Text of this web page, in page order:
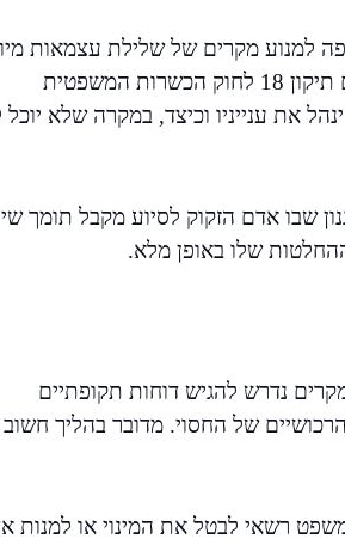
למנוע מקרים של שלילת עצמאות
אחת החלופות הבולטות היא ייפוי כוח מתמשך, שנכנס לתוקף עם תיקון 18 לחוק הכשרות המשפטית
את ענייניו וכיצד, במקרה שלא
שבו אדם הזקוק לסיוע מקבל תומך
שלו באופן מלא.
נדרש להגיש דוחות תקופתיים
של החסוי. מדובר בהליך
רשאי לבטל את המינוי או למנות